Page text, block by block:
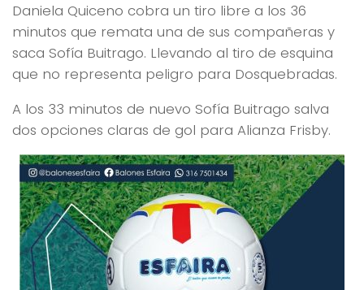
Daniela Quiceno cobra un tiro libre a los 36
minutos que remata una de sus compañeras y
saca Sofía Buitrago. Llevando al tiro de esquina
que no representa peligro para Dosquebradas.
A los 33 minutos de nuevo Sofía Buitrago salva
dos opciones claras de gol para Alianza Frisby.